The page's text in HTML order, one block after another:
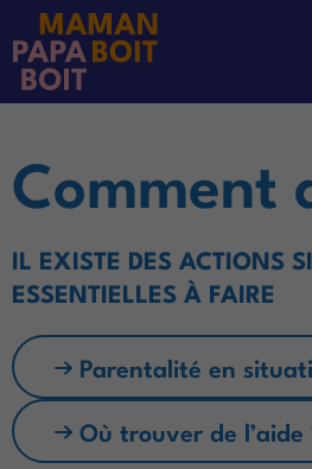
FRDEIT
Comment
IL EXISTE DES ACTIONS
ESSENTIELLES À FAIRE
Parentalité en
Où trouver de l’aide